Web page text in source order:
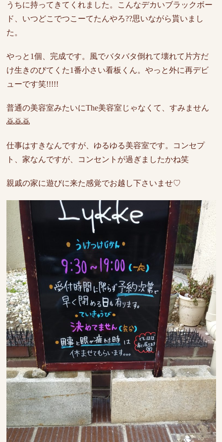
うちに持ってきてくれました。こんなデカいブラックボー
ド、いつどこでつこーてたんやろ??思いながら貰いまし
た。
やっと1個、完成です。風でバタバタ倒れて壊れて片方だ
け生きのびてくた1番小さい看板くん。やっと外に再デビ
ューです笑!!!!!
普通の美容室みたいにThe美容室じゃなくて、すみません
🙇🙇🙇
仕事はすきなんですが、ゆるゆる美容室です。コンセプ
ト、家なんですが、コンセントが過ぎましたかね笑
親戚の家に遊びに来た感覚でお越し下さいませ♡